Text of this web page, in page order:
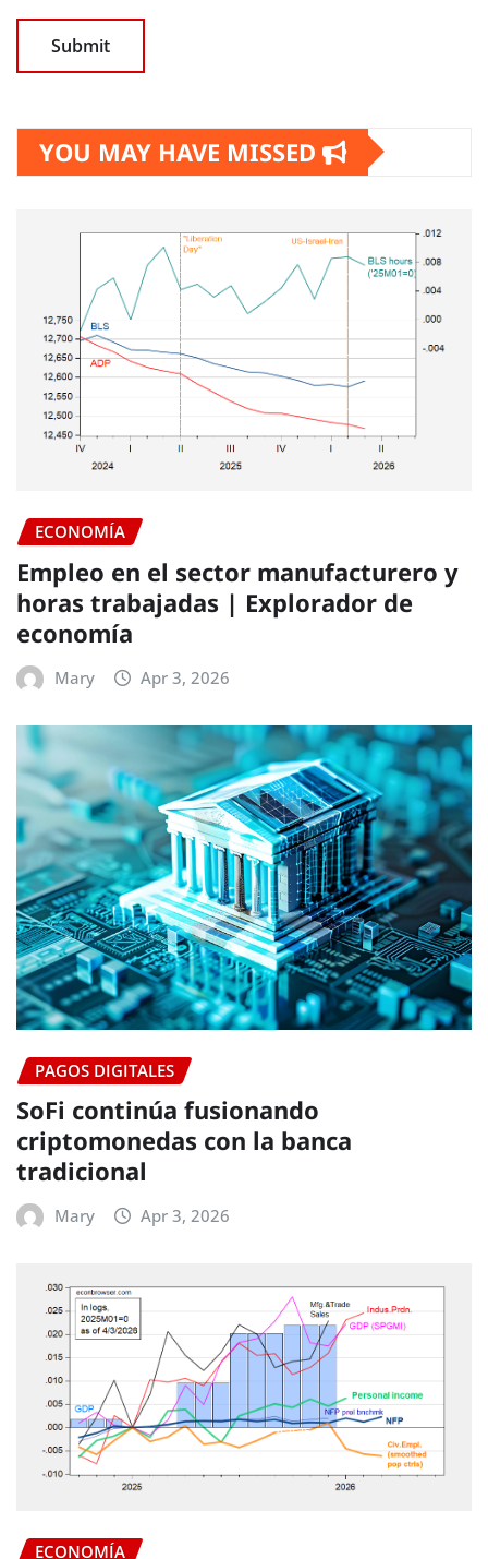
YOU MAY HAVE MISSED
ECONOMÍA
Empleo en el sector manufacturero y
horas trabajadas | Explorador de
economía
Mary Apr 3, 2026
PAGOS DIGITALES
SoFi continúa fusionando
criptomonedas con la banca
tradicional
Mary Apr 3, 2026
ECONOMÍA